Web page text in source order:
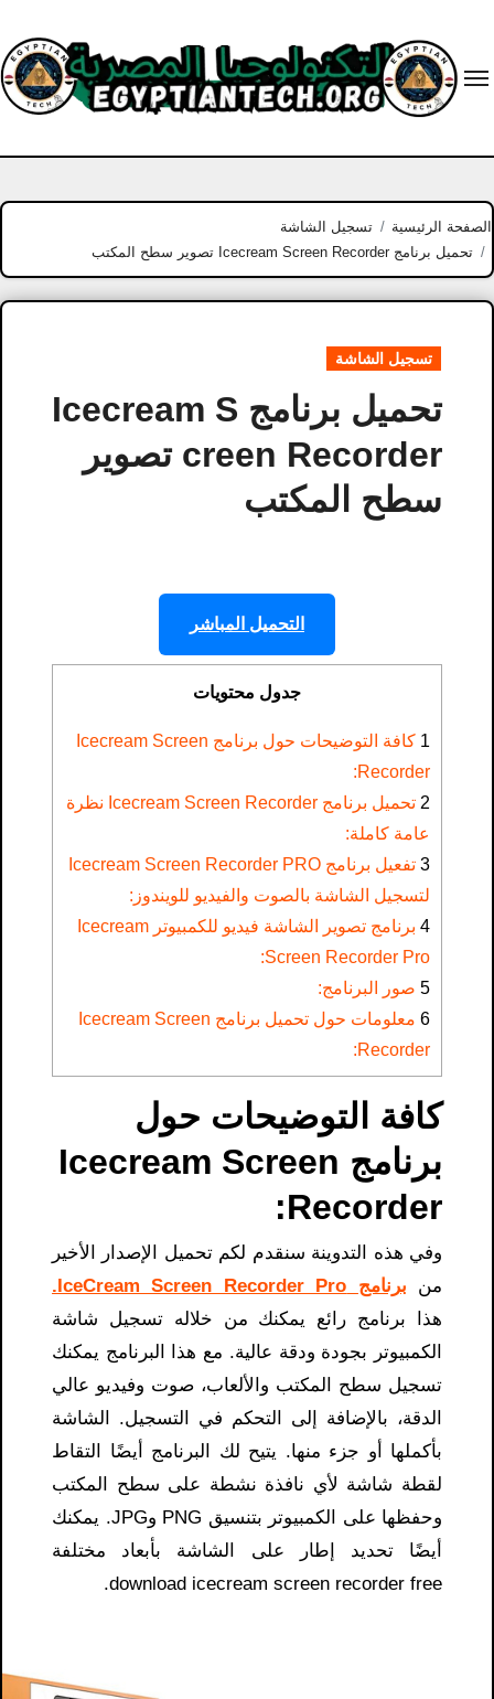
content
الصفحة الرئيسية
تسجيل الشاشة
تحميل برنامج Icecream Screen Recorder تصوير سطح المكتب
تسجيل الشاشة
تحميل برنامج Icecream S
creen Recorder تصوير
سطح المكتب
التحميل المباشر
جدول محتويات
1
كافة التوضيحات حول برنامج Icecream Screen
Recorder:
2
تحميل برنامج Icecream Screen Recorder نظرة
عامة كاملة:
3
تفعيل برنامج Icecream Screen Recorder PRO
لتسجيل الشاشة بالصوت والفيديو للويندوز:
4
برنامج تصوير الشاشة فيديو للكمبيوتر Icecream
Screen Recorder Pro:
5 صور البرنامج:
6
معلومات حول تحميل برنامج Icecream Screen
Recorder:
كافة التوضيحات حول
برنامج Icecream Screen
Recorder:
وفي هذه التدوينة سنقدم لكم تحميل الإصدار الأخير
من برنامج IceCream Screen Recorder Pro.
هذا برنامج رائع يمكنك من خلاله تسجيل شاشة
الكمبيوتر بجودة ودقة عالية. مع هذا البرنامج يمكنك
تسجيل سطح المكتب والألعاب، صوت وفيديو عالي
الدقة، بالإضافة إلى التحكم في التسجيل. الشاشة
بأكملها أو جزء منها. يتيح لك البرنامج أيضًا التقاط
لقطة شاشة لأي نافذة نشطة على سطح المكتب
وحفظها على الكمبيوتر بتنسيق PNG وJPG. يمكنك
أيضًا تحديد إطار على الشاشة بأبعاد مختلفة
download icecream screen recorder free.